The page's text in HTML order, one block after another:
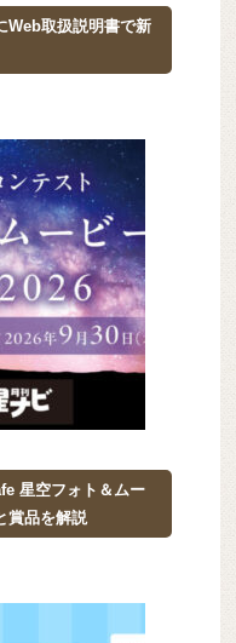
Web取扱説明書で新
星空フォト＆ムー
賞品を解説